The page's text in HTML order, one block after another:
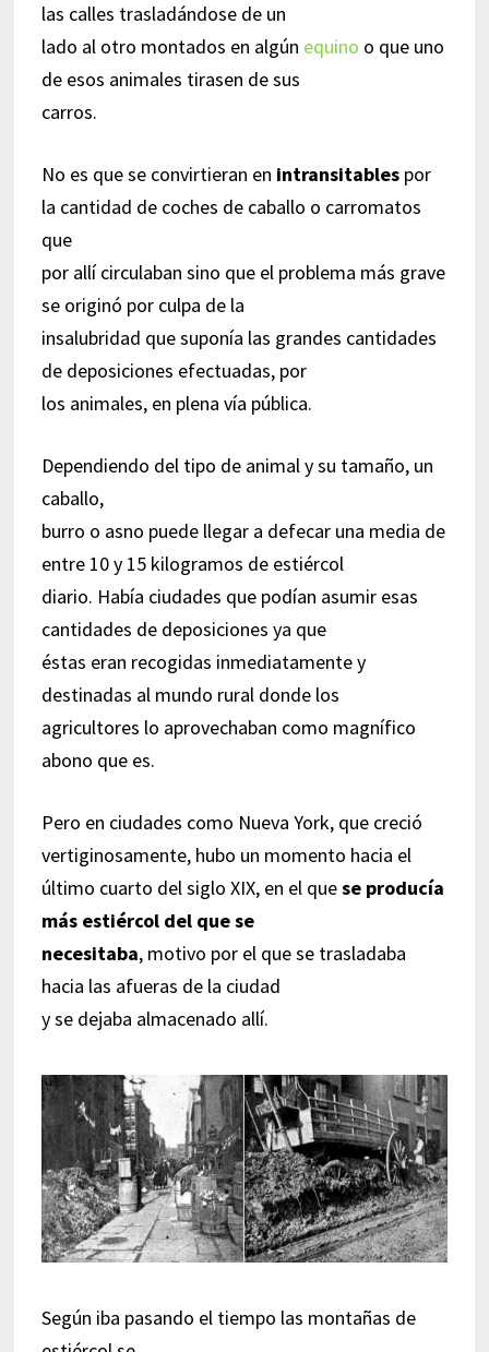
las calles trasladándose de un
lado al otro montados en algún equino o que uno
de esos animales tirasen de sus
carros.
No es que se convirtieran en intransitablespor
la cantidad de coches de caballo o carromatos
que
por allí circulaban sino que el problema más grave
se originó por culpa de la
insalubridad que suponía las grandes cantidades
de deposiciones efectuadas, por
los animales, en plena vía pública.
Dependiendo del tipo de animal y su tamaño, un
caballo,
burro o asno puede llegar a defecar una media de
entre 10 y 15 kilogramos de estiércol
diario. Había ciudades que podían asumir esas
cantidades de deposiciones ya que
éstas eran recogidas inmediatamente y
destinadas al mundo rural donde los
agricultores lo aprovechaban como magnífico
abono que es.
Pero en ciudades como Nueva York, que creció
vertiginosamente, hubo un momento hacia el
último cuarto del siglo XIX, en el quese producía
más estiércol del que se
necesitaba, motivo por el que se trasladaba
hacia las afueras de la ciudad
y se dejaba almacenado allí.
Según iba pasando el tiempo las montañas de